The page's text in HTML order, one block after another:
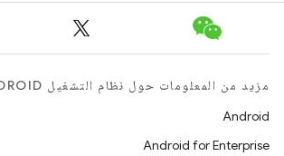
مزيد من المعلومات حول نظام التشغيل ANDROID
Android
Android for Enterprise